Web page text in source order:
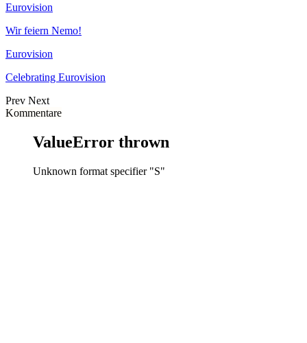
Eurovision
Wir feiern Nemo!
Eurovision
Celebrating Eurovision
Prev Next
Kommentare
ValueError thrown
Unknown format specifier "S"